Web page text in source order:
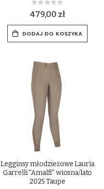
Rating:
0%
479,00 zł
DODAJ DO KOSZYKA
Legginsy młodzieżowe Lauria
Garrelli ''Amalfi'' wiosna/lato
2025 Taupe